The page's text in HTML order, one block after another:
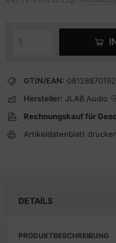
GTIN/EAN:
Hersteller: JLAB Audio
Rechnungskauf für
Artikeldatenblatt
DETAILS
PRODUKTBESCHREIBUNG